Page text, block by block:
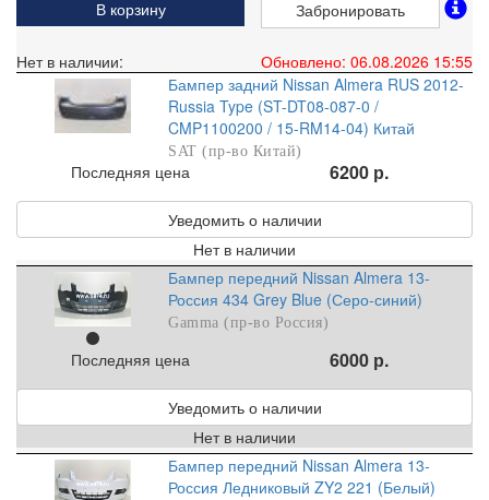
В корзину Забронировать
Нет в наличии:
Обновлено: 06.08.2026 15:55
Бампер задний Nissan Almera RUS 2012-
Russia Type (ST-DT08-087-0 /
CMP1100200 / 15-RM14-04) Китай
SAT (пр-во Китай)
Последняя цена 6200 р.
Уведомить о наличии
Нет в наличии
Бампер передний Nissan Almera 13-
Россия 434 Grey Blue (Серо-синий)
Gamma (пр-во Россия)
Последняя цена 6000 р.
Уведомить о наличии
Нет в наличии
Бампер передний Nissan Almera 13-
Россия Ледниковый ZY2 221 (Белый)